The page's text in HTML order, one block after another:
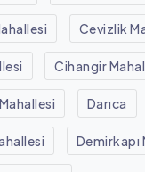
Cevizlik
Cihangir
Darıca
Demirkapı